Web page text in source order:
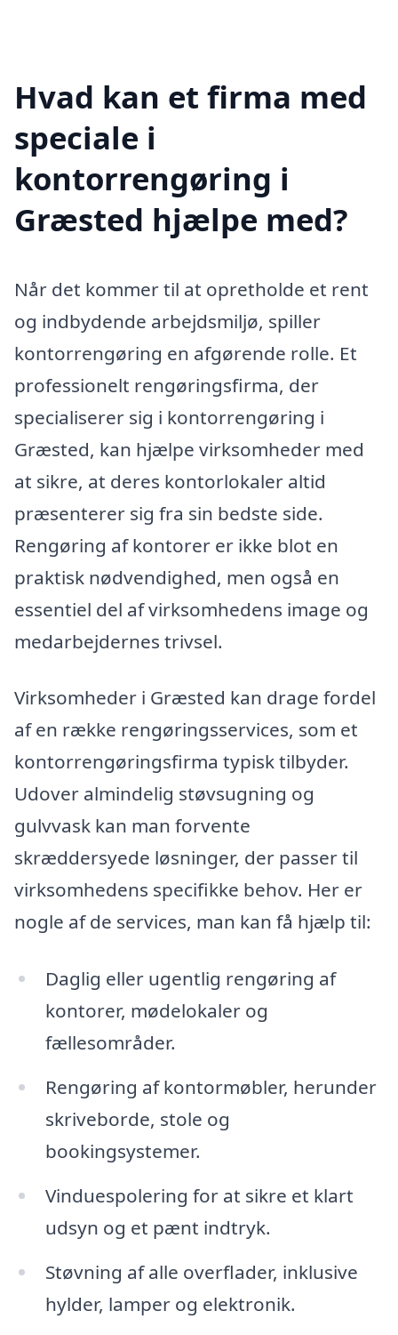
Hvad kan et firma med
speciale i
kontorrengøring i
Græsted hjælpe med?
Når det kommer til at opretholde et rent
og indbydende arbejdsmiljø, spiller
kontorrengøring en afgørende rolle. Et
professionelt rengøringsfirma, der
specialiserer sig i kontorrengøring i
Græsted, kan hjælpe virksomheder med
at sikre, at deres kontorlokaler altid
præsenterer sig fra sin bedste side.
Rengøring af kontorer er ikke blot en
praktisk nødvendighed, men også en
essentiel del af virksomhedens image og
medarbejdernes trivsel.
Virksomheder i Græsted kan drage fordel
af en række rengøringsservices, som et
kontorrengøringsfirma typisk tilbyder.
Udover almindelig støvsugning og
gulvvask kan man forvente
skræddersyede løsninger, der passer til
virksomhedens specifikke behov. Her er
nogle af de services, man kan få hjælp til:
Daglig eller ugentlig rengøring af
kontorer, mødelokaler og
fællesområder.
Rengøring af kontormøbler, herunder
skriveborde, stole og
bookingsystemer.
Vinduespolering for at sikre et klart
udsyn og et pænt indtryk.
Støvning af alle overflader, inklusive
hylder, lamper og elektronik.